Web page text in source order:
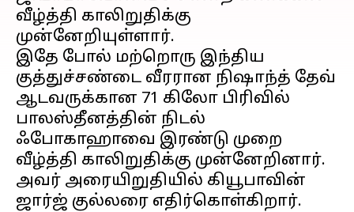
வீழ்த்தி காலிறுதிக்கு
முன்னேறியுள்ளார்.
இதே போல் மற்றொரு இந்திய
குத்துச்சண்டை வீரரான நிஷாந்த் தேவ்
ஆடவருக்கான 71 கிலோ பிரிவில்
பாலஸ்தீனத்தின் நிடல்
ஃபோகாஹாவை இரண்டு முறை
வீழ்த்தி காலிறுதிக்கு முன்னேறினார்.
அவர் அரையிறுதியில் கியூபாவின்
ஜார்ஜ் குல்லரை எதிர்கொள்கிறார்.